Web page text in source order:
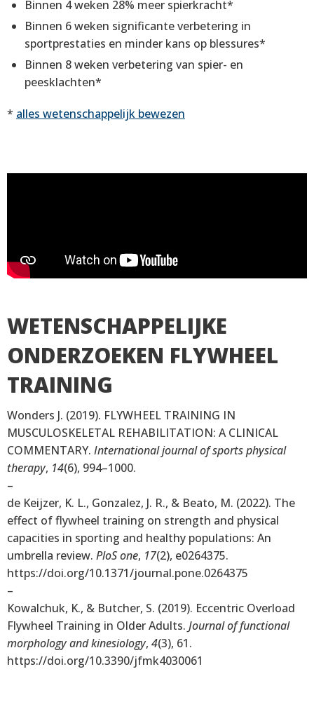
Binnen 4 weken 28% meer spierkracht*
Binnen 6 weken significante verbetering in
sportprestaties en minder kans op blessures*
Binnen 8 weken verbetering van spier- en
peesklachten*
* alles wetenschappelijk bewezen
WETENSCHAPPELIJKE
ONDERZOEKEN FLYWHEEL
TRAINING
Wonders J. (2019). FLYWHEEL TRAINING IN
MUSCULOSKELETAL REHABILITATION: A CLINICAL
COMMENTARY. International journal of sports physical
therapy, 14(6), 994–1000.
–
de Keijzer, K. L., Gonzalez, J. R., & Beato, M. (2022). The
effect of flywheel training on strength and physical
capacities in sporting and healthy populations: An
umbrella review. PloS one, 17(2), e0264375.
https://doi.org/10.1371/journal.pone.0264375
–
Kowalchuk, K., & Butcher, S. (2019). Eccentric Overload
Flywheel Training in Older Adults. Journal of functional
morphology and kinesiology, 4(3), 61.
https://doi.org/10.3390/jfmk4030061